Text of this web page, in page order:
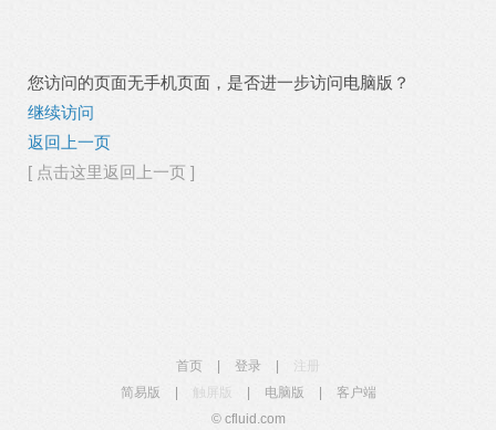
您访问的页面无手机页面，是否进一步访问电脑版？
继续访问
返回上一页
[ 点击这里返回上一页 ]
首页 登录
简易版
触屏版 电脑版
客户端
© cfluid.com